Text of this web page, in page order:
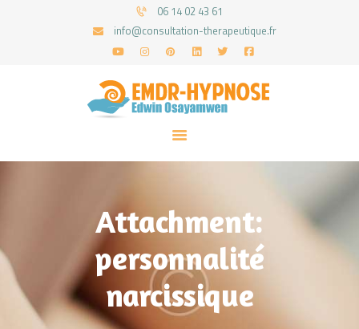
06 14 02 43 61
info@consultation-therapeutique.fr
Attachment:
personnalité
narcissique
ACCUEIL
MON APPROCHE
ARTICLES
CONSULTATIONS
PRENEZ UN RDV